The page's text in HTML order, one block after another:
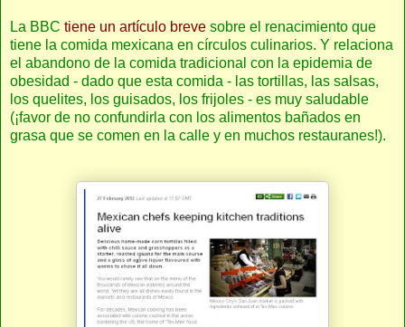
La BBC tiene un artículo breve sobre el renacimiento que
tiene la comida mexicana en círculos culinarios. Y relaciona
el abandono de la comida tradicional con la epidemia de
obesidad - dado que esta comida - las tortillas, las salsas,
los quelites, los guisados, los frijoles - es muy saludable
(¡favor de no confundirla con los alimentos bañados en
grasa que se comen en la calle y en muchos restauranes!).